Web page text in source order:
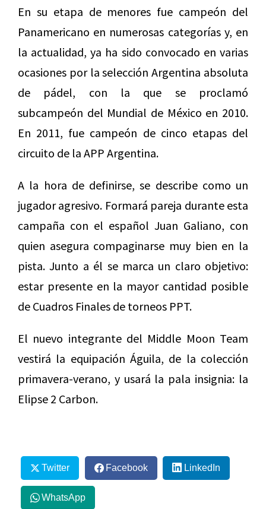
En su etapa de menores fue campeón del
Panamericano en numerosas categorías y, en
la actualidad, ya ha sido convocado en varias
ocasiones por la selección Argentina absoluta
de pádel, con la que se proclamó
subcampeón del Mundial de México en 2010.
En 2011, fue campeón de cinco etapas del
circuito de la APP Argentina.
A la hora de definirse, se describe como un
jugador agresivo. Formará pareja durante esta
campaña con el español Juan Galiano, con
quien asegura compaginarse muy bien en la
pista. Junto a él se marca un claro objetivo:
estar presente en la mayor cantidad posible
de Cuadros Finales de torneos PPT.
El nuevo integrante del Middle Moon Team
vestirá la equipación Águila, de la colección
primavera-verano, y usará la pala insignia: la
Elipse 2 Carbon.
Twitter Facebook LinkedIn
WhatsApp